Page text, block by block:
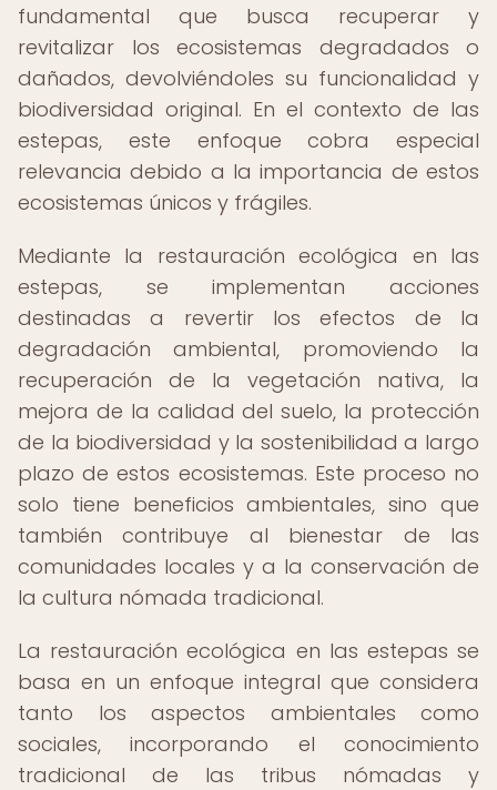
fundamental que busca recuperar y
revitalizar los ecosistemas degradados o
dañados, devolviéndoles su funcionalidad y
biodiversidad original. En el contexto de las
estepas, este enfoque cobra especial
relevancia debido a la importancia de estos
ecosistemas únicos y frágiles.
Mediante la restauración ecológica en las
estepas, se implementan acciones
destinadas a revertir los efectos de la
degradación ambiental, promoviendo la
recuperación de la vegetación nativa, la
mejora de la calidad del suelo, la protección
de la biodiversidad y la sostenibilidad a largo
plazo de estos ecosistemas. Este proceso no
solo tiene beneficios ambientales, sino que
también contribuye al bienestar de las
comunidades locales y a la conservación de
la cultura nómada tradicional.
La restauración ecológica en las estepas se
basa en un enfoque integral que considera
tanto los aspectos ambientales como
sociales, incorporando el conocimiento
tradicional de las tribus nómadas y